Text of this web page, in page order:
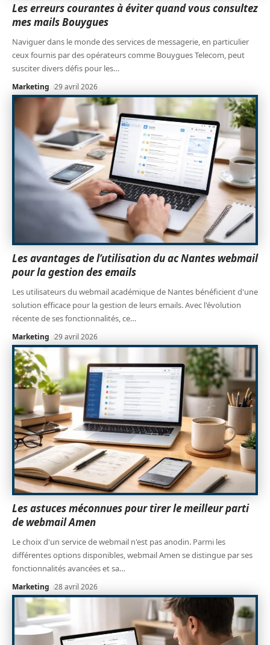
Les erreurs courantes à éviter quand vous consultez
mes mails Bouygues
Naviguer dans le monde des services de messagerie, en particulier
ceux fournis par des opérateurs comme Bouygues Telecom, peut
susciter divers défis pour les…
Marketing 29 avril 2026
Les avantages de l’utilisation du ac Nantes webmail
pour la gestion des emails
Les utilisateurs du webmail académique de Nantes bénéficient d'une
solution efficace pour la gestion de leurs emails. Avec l'évolution
récente de ses fonctionnalités, ce…
Marketing 29 avril 2026
Les astuces méconnues pour tirer le meilleur parti
de webmail Amen
Le choix d'un service de webmail n'est pas anodin. Parmi les
différentes options disponibles, webmail Amen se distingue par ses
fonctionnalités avancées et sa…
Marketing 28 avril 2026